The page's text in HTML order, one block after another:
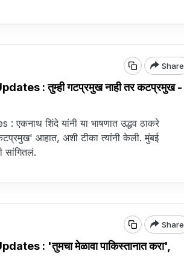
Share
: तुम्ही गटप्रमुख नाही तर कटप्रमुख -
शिंदे यांनी या भाषणात उद्धव ठाकरे
आहात, अशी टीका त्यांनी केली. मुंबई
सांगितलं.
Share
: 'तुमचा मेळावा पाकिस्तानात करा',